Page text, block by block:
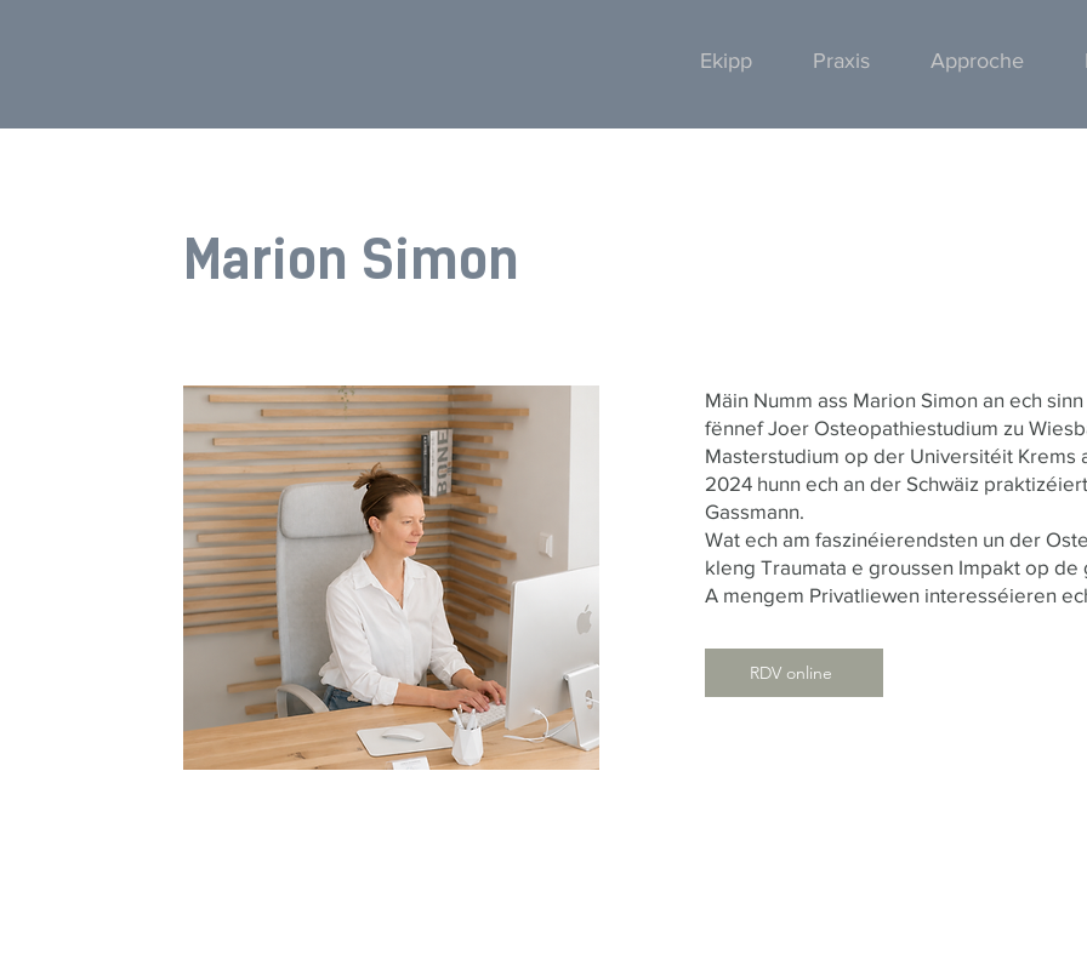
Ekipp Praxis Approche
Marion Simon
Mäin Numm ass Marion Simon an ech
fënnef Joer Osteopathiestudium zu
Masterstudium op der Universitéit Krems
2024 hunn ech an der Schwäiz
Gassmann.
Wat ech am faszinéierendsten un der
kleng Traumata e groussen Impakt op de
A mengem Privatliewen interesséieren
RDV online